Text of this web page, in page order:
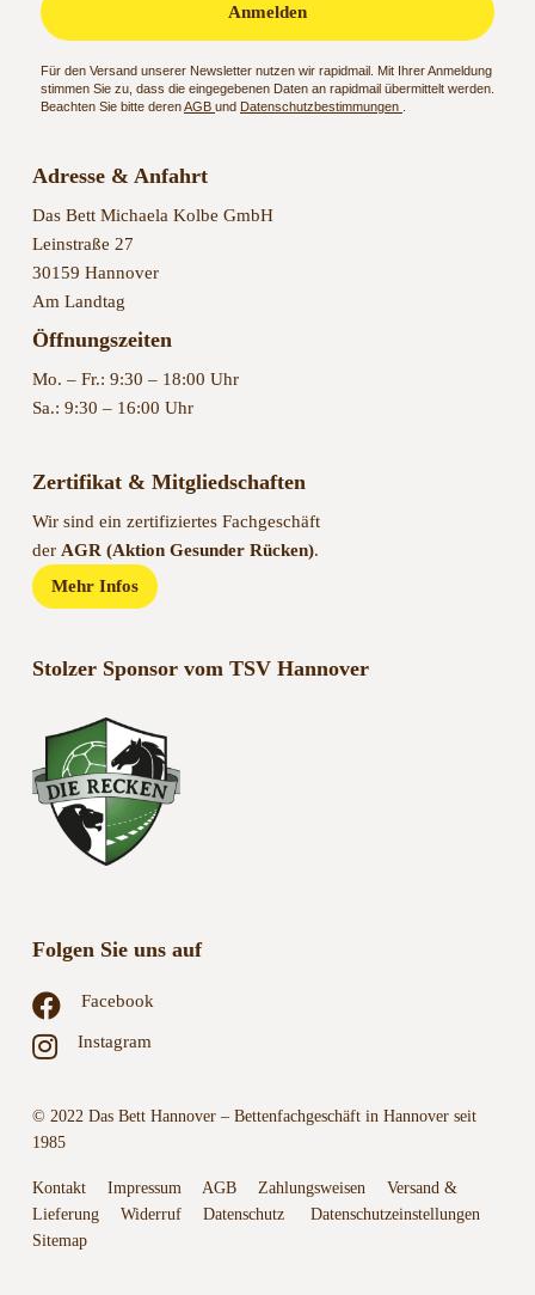
Anmelden
Für den Versand unserer Newsletter nutzen wir rapidmail. Mit Ihrer Anmeldung
stimmen Sie zu, dass die eingegebenen Daten an rapidmail übermittelt werden.
Beachten Sie bitte derenAGB und Datenschutzbestimmungen
Adresse & Anfahrt
Das Bett Michaela Kolbe GmbH
Leinstraße 27
30159 Hannover
Am Landtag
Öffnungszeiten
Mo. – Fr.: 9:30 – 18:00 Uhr
Sa.: 9:30 – 16:00 Uhr
Zertifikat & Mitgliedschaften
Wir sind ein zertifiziertes Fachgeschäft
der AGR (Aktion Gesunder Rücken).
Mehr Infos
Stolzer Sponsor vom TSV Hannover
Folgen Sie uns auf
Facebook
Instagram
© 2022 Das Bett Hannover – Bettenfachgeschäft in Hannover seit
1985
Kontakt Impressum AGB Zahlungsweisen
Versand &
Lieferung
Widerruf Datenschutz
Datenschutzeinstellungen
Sitemap